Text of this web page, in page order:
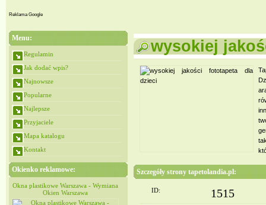
Reklama Google
Menu:
Regulamin
Jak dodać wpis?
Najnowsze
Popularne
Najlepsze
Przyjaciele
Mapa katalogu
Kontakt
Okienko reklamowe:
Okna plastikowe Warszawa - Wymiana
Okien Warszawa
Okien Warszawa
wysokiej
Szczegóły strony tapetolandia.pl:
ID: 1515